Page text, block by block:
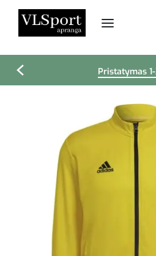
Pristatymas